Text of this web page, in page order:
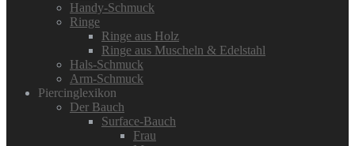
Handy-Schmuck
Ringe
Ringe aus Holz
Ringe aus Muscheln & Edelstahl
Hals-Schmuck
Arm-Schmuck
Piercinglexikon
Der Bauch
Surface-Bauch
Frau